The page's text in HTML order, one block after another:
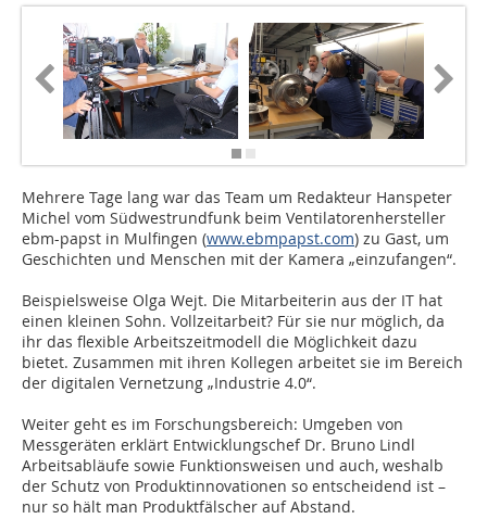
Mehrere Tage lang war das Team um Redakteur Hanspeter
Michel vom Südwestrundfunk beim Ventilatorenhersteller
ebm-papst in Mulfingen (www.ebmpapst.com) zu Gast, um
Geschichten und Menschen mit der Kamera „einzufangen“.
Beispielsweise Olga Wejt. Die Mitarbeiterin aus der IT hat
einen kleinen Sohn. Vollzeitarbeit? Für sie nur möglich, da
ihr das flexible Arbeitszeitmodell die Möglichkeit dazu
bietet. Zusammen mit ihren Kollegen arbeitet sie im Bereich
der digitalen Vernetzung „Industrie 4.0“.
Weiter geht es im Forschungsbereich: Umgeben von
Messgeräten erklärt Entwicklungschef Dr. Bruno Lindl
Arbeitsabläufe sowie Funktionsweisen und auch, weshalb
der Schutz von Produktinnovationen so entscheidend ist –
nur so hält man Produktfälscher auf Abstand.